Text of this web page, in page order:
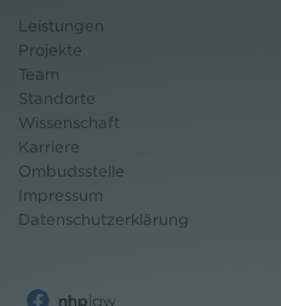
Leistungen
Projekte
Team
Standorte
Wissenschaft
Karriere
Ombudsstelle
Impressum
Datenschutzerklärung